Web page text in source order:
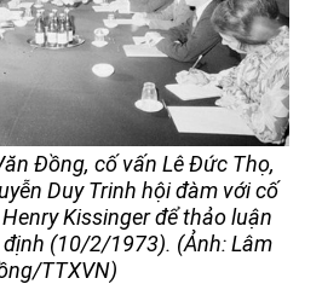
Đồng, cố vấn Lê Đức Thọ,
Duy Trinh hội đàm với cố
Kissinger để thảo luận
(10/2/1973). (Ảnh: Lâm
TTXVN)